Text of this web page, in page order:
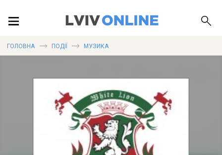
ПУБЛІКАЦІЇ
ГОЛОВНА ПОДІЇ МУЗИКА